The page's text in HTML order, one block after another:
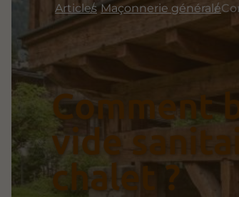
Articles Maçonnerie générale
Comment
vide
chalet ?